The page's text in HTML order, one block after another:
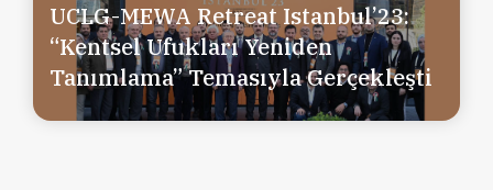
UCLG-MEWA Retreat Istanbul’23:
“Kentsel Ufukları Yeniden
Tanımlama” Temasıyla Gerçekleşti